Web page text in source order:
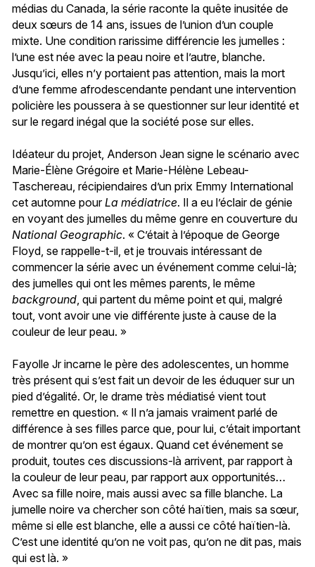
médias du Canada, la série raconte la quête inusitée de
deux sœurs de 14 ans, issues de l’union d’un couple
mixte. Une condition rarissime différencie les jumelles :
l’une est née avec la peau noire et l’autre, blanche.
Jusqu’ici, elles n’y portaient pas attention, mais la mort
d’une femme afrodescendante pendant une intervention
policière les poussera à se questionner sur leur identité et
sur le regard inégal que la société pose sur elles.
Idéateur du projet, Anderson Jean signe le scénario avec
Marie-Élène Grégoire et Marie-Hélène Lebeau-
Taschereau, récipiendaires d’un prix Emmy International
cet automne pourLa médiatrice. Il a eu l’éclair de génie
en voyant des jumelles du même genre en couverture du
National Geographic. « C’était à l’époque de George
Floyd, se rappelle-t-il, et je trouvais intéressant de
commencer la série avec un événement comme celui-là;
des jumelles qui ont les mêmes parents, le même
background , qui partent du même point et qui, malgré
tout, vont avoir une vie différente juste à cause de la
couleur de leur peau. »
Fayolle Jr incarne le père des adolescentes, un homme
très présent qui s’est fait un devoir de les éduquer sur un
pied d’égalité. Or, le drame très médiatisé vient tout
remettre en question. « Il n’a jamais vraiment parlé de
différence à ses filles parce que, pour lui, c’était important
de montrer qu’on est égaux. Quand cet événement se
produit, toutes ces discussions-là arrivent, par rapport à
la couleur de leur peau, par rapport aux opportunités…
Avec sa fille noire, mais aussi avec sa fille blanche. La
jumelle noire va chercher son côté haïtien, mais sa sœur,
même si elle est blanche, elle a aussi ce côté haïtien-là.
C’est une identité qu’on ne voit pas, qu’on ne dit pas, mais
qui est là. »